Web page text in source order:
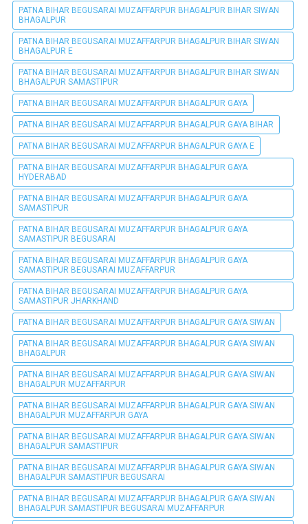
PATNA BIHAR BEGUSARAI MUZAFFARPUR BHAGALPUR BIHAR SIWAN
BHAGALPUR
PATNA BIHAR BEGUSARAI MUZAFFARPUR BHAGALPUR BIHAR SIWAN
BHAGALPUR E
PATNA BIHAR BEGUSARAI MUZAFFARPUR BHAGALPUR BIHAR SIWAN
BHAGALPUR SAMASTIPUR
PATNA BIHAR BEGUSARAI MUZAFFARPUR BHAGALPUR GAYA
PATNA BIHAR BEGUSARAI MUZAFFARPUR BHAGALPUR GAYA BIHAR
PATNA BIHAR BEGUSARAI MUZAFFARPUR BHAGALPUR GAYA E
PATNA BIHAR BEGUSARAI MUZAFFARPUR BHAGALPUR GAYA
HYDERABAD
PATNA BIHAR BEGUSARAI MUZAFFARPUR BHAGALPUR GAYA
SAMASTIPUR
PATNA BIHAR BEGUSARAI MUZAFFARPUR BHAGALPUR GAYA
SAMASTIPUR BEGUSARAI
PATNA BIHAR BEGUSARAI MUZAFFARPUR BHAGALPUR GAYA
SAMASTIPUR BEGUSARAI MUZAFFARPUR
PATNA BIHAR BEGUSARAI MUZAFFARPUR BHAGALPUR GAYA
SAMASTIPUR JHARKHAND
PATNA BIHAR BEGUSARAI MUZAFFARPUR BHAGALPUR GAYA SIWAN
PATNA BIHAR BEGUSARAI MUZAFFARPUR BHAGALPUR GAYA SIWAN
BHAGALPUR
PATNA BIHAR BEGUSARAI MUZAFFARPUR BHAGALPUR GAYA SIWAN
BHAGALPUR MUZAFFARPUR
PATNA BIHAR BEGUSARAI MUZAFFARPUR BHAGALPUR GAYA SIWAN
BHAGALPUR MUZAFFARPUR GAYA
PATNA BIHAR BEGUSARAI MUZAFFARPUR BHAGALPUR GAYA SIWAN
BHAGALPUR SAMASTIPUR
PATNA BIHAR BEGUSARAI MUZAFFARPUR BHAGALPUR GAYA SIWAN
BHAGALPUR SAMASTIPUR BEGUSARAI
PATNA BIHAR BEGUSARAI MUZAFFARPUR BHAGALPUR GAYA SIWAN
BHAGALPUR SAMASTIPUR BEGUSARAI MUZAFFARPUR